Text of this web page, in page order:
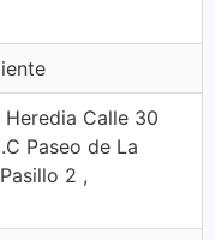
Heredia Calle 30
Paseo de La
2 ,